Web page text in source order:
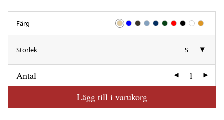
Färg
Storlek S
Antal
Lägg till i varukorg